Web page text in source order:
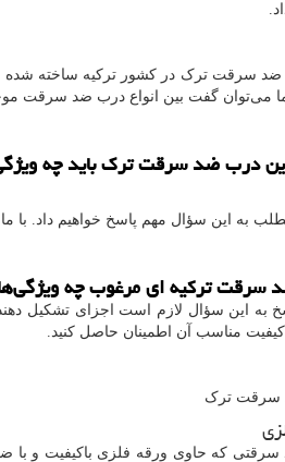
سرقت ترک در کشور ترکیه ساخته شده و
می‌توان گفت بین انواع درب ضد سرقت
درب ضد سرقت ترک باید چه
به این سؤال مهم پاسخ خواهیم داد. با ما
ترکیه ای مرغوب چه
به این سؤال لازم است اجزای تشکیل
مناسب آن اطمینان حاصل کنید.
سرقت ترک
که حاوی ورقه فلزی باکیفیت و با